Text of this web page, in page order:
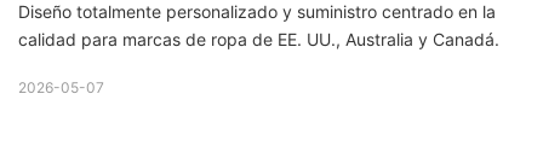
Diseño totalmente personalizado y suministro centrado en la
calidad para marcas de ropa de EE. UU., Australia y Canadá.
2026-05-07